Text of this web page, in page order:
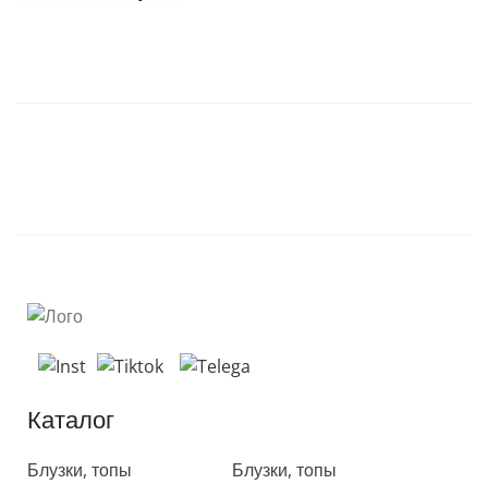
Каталог
Блузки, топы
Блузки, топы